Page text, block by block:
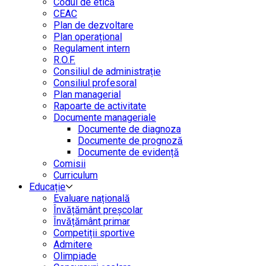
CEAC
Plan de dezvoltare
Plan operațional
Regulament intern
R.O.F.
Consiliul de administrație
Consiliul profesoral
Plan managerial
Rapoarte de activitate
Documente manageriale
Documente de diagnoza
Documente de prognoză
Documente de evidență
Comisii
Curriculum
Educație
Evaluare națională
Învățământ preșcolar
Învățământ primar
Competiții sportive
Admitere
Olimpiade